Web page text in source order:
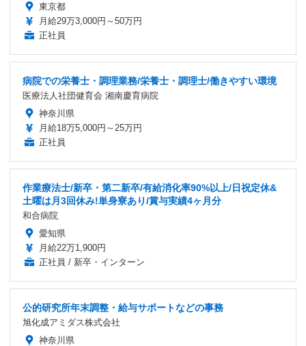
東京都
月給29万3,000円～50万円
正社員
病院での栄養士・調理業務/栄養士・調理士/働きやすい環境
医療法人社団健育会 湘南慶育病院
神奈川県
月給18万5,000円～25万円
正社員
作業療法士/新卒・第二新卒/有給消化率90%以上/日祝定休&
土曜は月3回休み!単身寮あり/賞与実績4ヶ月分
和合病院
愛知県
月給22万1,900円
正社員 / 新卒・インターン
公的研究所年末調整・給与サポートなどの事務
旭化成アミダス株式会社
神奈川県